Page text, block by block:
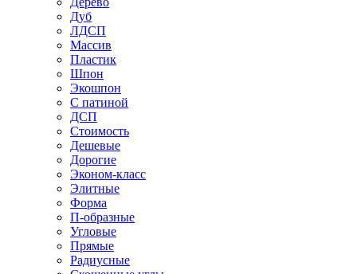
Дуб
ЛДСП
Массив
Пластик
Шпон
Экошпон
С патиной
ДСП
Стоимость
Дешевые
Дорогие
Эконом-класс
Элитные
Форма
П-образные
Угловые
Прямые
Радиусные